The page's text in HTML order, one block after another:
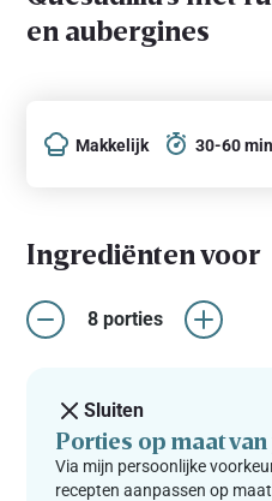
en aubergines
Makkelijk 30-60
Ingrediënten voor
8 porties
Sluiten
Porties op maat
Via mijn persoonlijke
recepten aanpassen op